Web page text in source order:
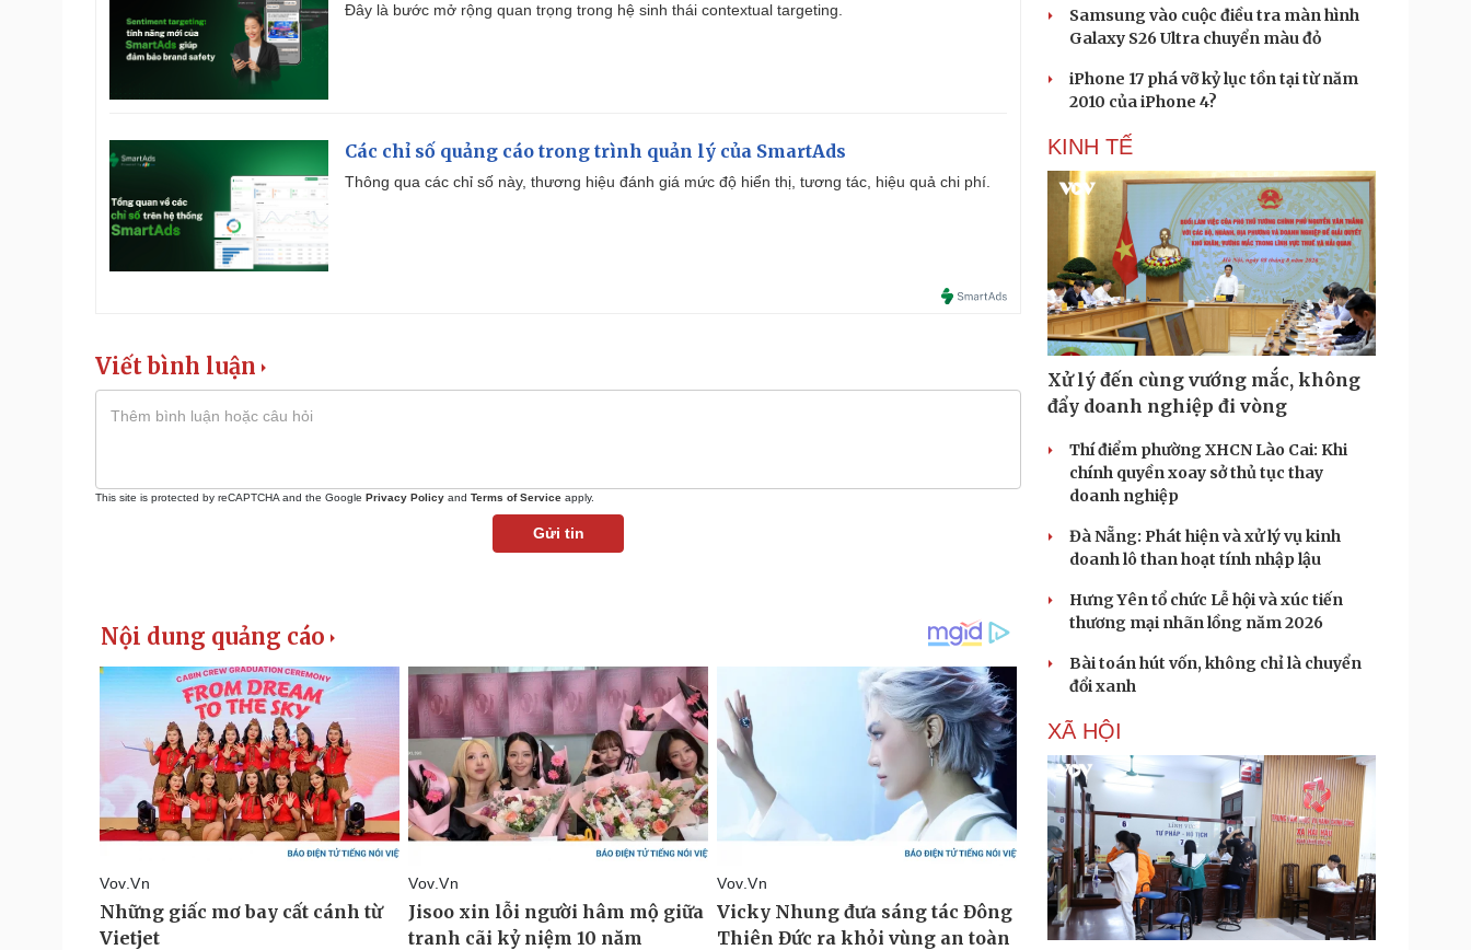
Đây là bước mở rộng quan trọng trong hệ sinh thái contextual targeting.
Các chỉ số quảng cáo trong trình quản lý của SmartAds
Thông qua các chỉ số này, thương hiệu đánh giá mức độ hiển thị, tương tác, hiệu quả chi phí.
Viết bình luận
This site is protected by reCAPTCHA and the Google Privacy Policy and Terms of Service apply.
Gửi tin
Samsung vào cuộc điều tra màn hình
Galaxy S26 Ultra chuyển màu đỏ
iPhone 17 phá vỡ kỷ lục tồn tại từ năm
2010 của iPhone 4?
KINH TẾ
Xử lý đến cùng vướng mắc, không
đẩy doanh nghiệp đi vòng
Thí điểm phường XHCN Lào Cai: Khi
chính quyền xoay sở thủ tục thay
doanh nghiệp
Đà Nẵng: Phát hiện và xử lý vụ kinh
doanh lô than hoạt tính nhập lậu
Hưng Yên tổ chức Lễ hội và xúc tiến
thương mại nhãn lồng năm 2026
Bài toán hút vốn, không chỉ là chuyển
đổi xanh
XÃ HỘI